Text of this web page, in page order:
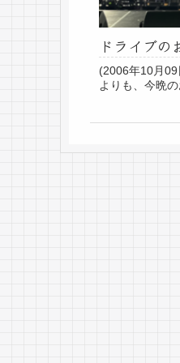
ドライブの
(2006年10月
よりも、今晩